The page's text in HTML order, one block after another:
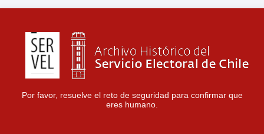
Por favor, resuelve el reto de seguridad para confirmar que
eres humano.